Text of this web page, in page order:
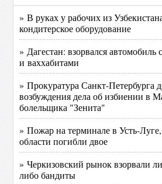
» В руках у рабочих из
кондитерское оборудование
» Дагестан: взорвался автомобиль
и ваххабитами
» Прокуратура Санкт-Петербурга
возбуждения дела об избиении в
болельщика "Зенита"
» Пожар на терминале в Усть-
области погибли двое
» Черкизовский рынок взорвали
либо бандиты